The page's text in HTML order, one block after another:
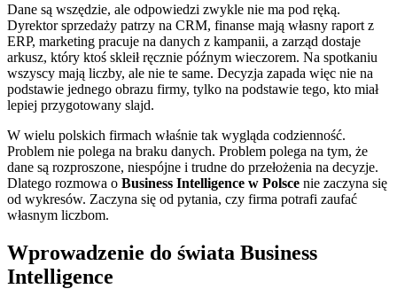
Dane są wszędzie, ale odpowiedzi zwykle nie ma pod ręką.
Dyrektor sprzedaży patrzy na CRM, finanse mają własny raport z
ERP, marketing pracuje na danych z kampanii, a zarząd dostaje
arkusz, który ktoś skleił ręcznie późnym wieczorem. Na spotkaniu
wszyscy mają liczby, ale nie te same. Decyzja zapada więc nie na
podstawie jednego obrazu firmy, tylko na podstawie tego, kto miał
lepiej przygotowany slajd.
W wielu polskich firmach właśnie tak wygląda codzienność.
Problem nie polega na braku danych. Problem polega na tym, że
dane są rozproszone, niespójne i trudne do przełożenia na decyzje.
Dlatego rozmowa o Business Intelligence w Polsce nie zaczyna się
od wykresów. Zaczyna się od pytania, czy firma potrafi zaufać
własnym liczbom.
Wprowadzenie do świata Business
Intelligence